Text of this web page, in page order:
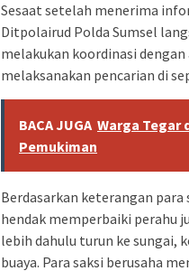
Sesaat setelah menerima
Ditpolairud Polda Sumsel
melakukan koordinasi
melaksanakan pencarian di
BACA JUGA Warga Tegar
Pemukiman
Berdasarkan keterangan
hendak memperbaiki perahu
lebih dahulu turun ke sungai,
buaya. Para saksi berusaha